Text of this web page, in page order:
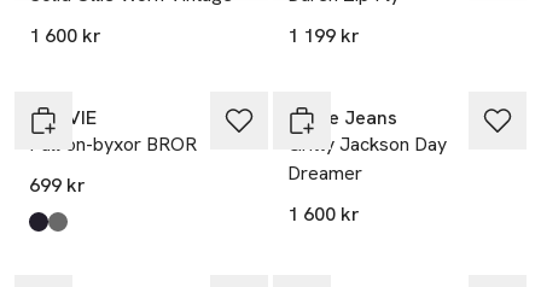
1 600 kr
1 199 kr
NORVIE
Pull on-byxor BROR
699 kr
Produkten finns i färgerna:
Navy
Black
Nudie Jeans
Gritty Jackson Day
Dreamer
1 600 kr